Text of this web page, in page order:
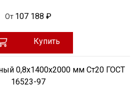
От 107 188 ₽
Купить
0,8х1400х2000 мм Ст20 ГОСТ
16523-97